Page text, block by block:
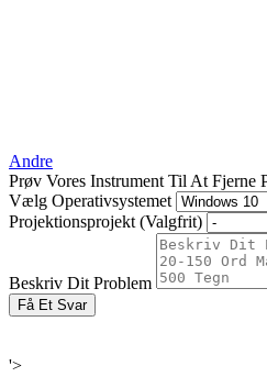
Andre
Prøv Vores Instrument Til At Fjerne
Vælg Operativsystemet
Projektionsprojekt (Valgfrit)
Beskriv Dit Problem
Få Et Svar
'>